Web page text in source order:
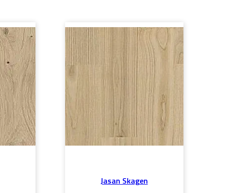
Jasan Skagen